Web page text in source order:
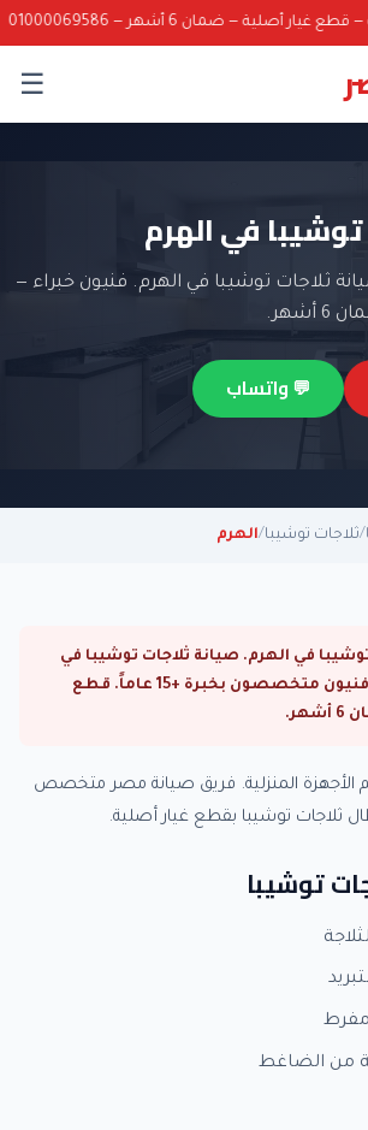
غيار أصلية — ضمان 6 أشهر — 01000069586
☰
في الهرم
ثلاجات توشيبا في الهرم. فنيون خبراء —
💬 واتساب
/ثلاجات توشيبا/الهرم
في الهرم. صيانة ثلاجات توشيبا في
القاهرة والجيزة. فنيون متخصصون بخبرة +15 عاماً. قطع
الأجهزة المنزلية. فريق صيانة مصر متخصص
ثلاجات توشيبا بقطع غيار أصلية.
توشيبا
مفرط
من الضاغط